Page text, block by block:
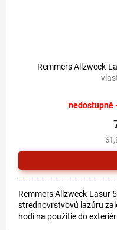
Remmers Allzweck-
nedostupné
Remmers Allzweck-Lasur
strednovrstvovú lazúru
hodí na použitie do